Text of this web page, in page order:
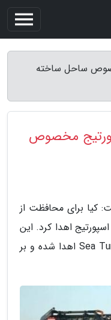
ساحل ساخته
مخصوص
کیا برای محافظت از
اهدا کرد. این
خودرو به بنیاد غیر انتفاعی Sea Turtle Inc اهدا شده و بر